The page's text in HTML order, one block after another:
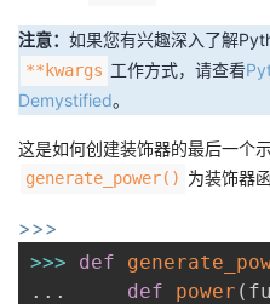
注意： 如果您有兴趣深入了解
**kwargs 工作方式，请查看
Demystified。
这是如何创建装饰器的最后一个
generate_power() 为装饰器函
>>>
>>> def
. . . def power (